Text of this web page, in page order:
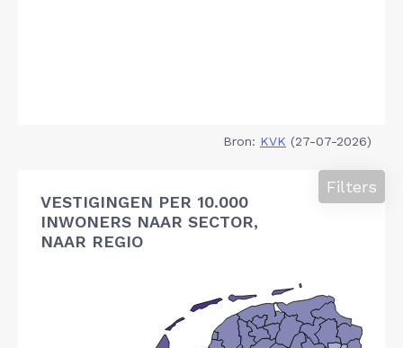
Bron: KVK (27-07-2026)
VESTIGINGEN PER 10.000
INWONERS NAAR SECTOR,
NAAR REGIO
Filters